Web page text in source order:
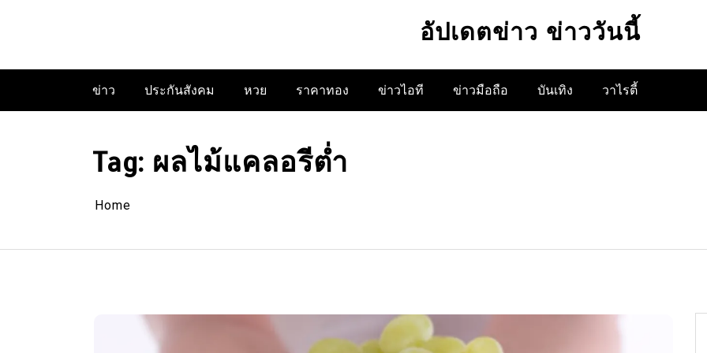
อัปเดตข่าว ข่าววันนี้
ข่าว ประกันสังคม หวย ราคาทอง ข่าวไอที ข่าวมือถือ บันเทิง วาไรตี้
Tag: ผลไม้แคลอรีต่ำ
Home